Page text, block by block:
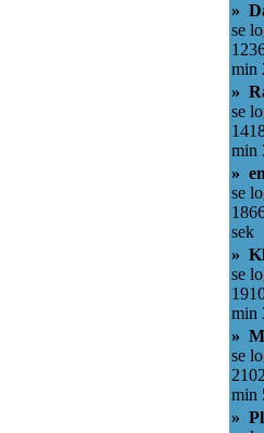
»
se
min
»
se
min
»
se
sek
»
se
min
»
se
min
»